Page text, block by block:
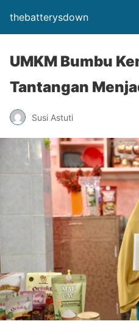
thebatterysdown
UMKM Bumbu
Tantangan
Susi Astuti